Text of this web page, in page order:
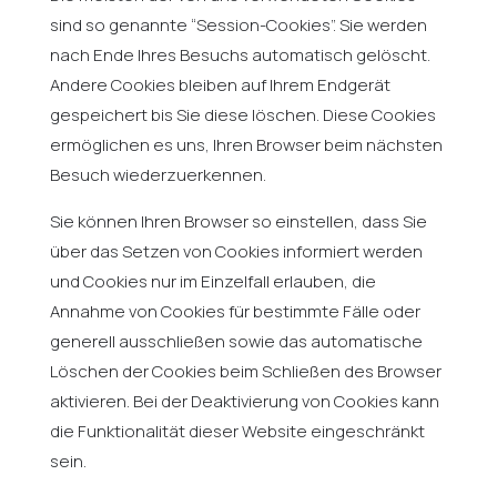
sind so genannte “Session-Cookies”. Sie werden
nach Ende Ihres Besuchs automatisch gelöscht.
Andere Cookies bleiben auf Ihrem Endgerät
gespeichert bis Sie diese löschen. Diese Cookies
ermöglichen es uns, Ihren Browser beim nächsten
Besuch wiederzuerkennen.
Sie können Ihren Browser so einstellen, dass Sie
über das Setzen von Cookies informiert werden
und Cookies nur im Einzelfall erlauben, die
Annahme von Cookies für bestimmte Fälle oder
generell ausschließen sowie das automatische
Löschen der Cookies beim Schließen des Browser
aktivieren. Bei der Deaktivierung von Cookies kann
die Funktionalität dieser Website eingeschränkt
sein.